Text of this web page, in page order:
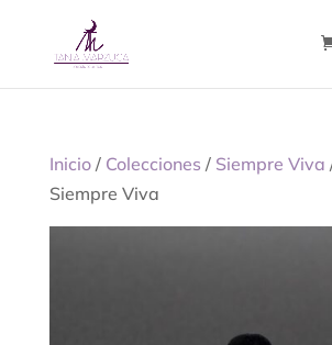
Inicio/ Colecciones / Siempre Viva
Siempre Viva